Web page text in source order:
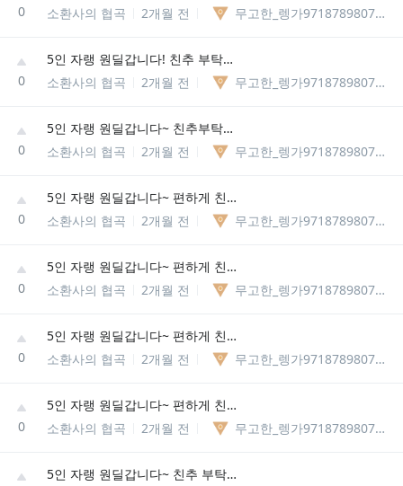
0
소환사의 협곡
2개월 전 무고한_렝가97187898075329
0
5인 자랭 원딜갑니다! 친추 부탁드려요~~~
소환사의 협곡
2개월 전 무고한_렝가97187898075329
0
5인 자랭 원딜갑니다~ 친추부탁드려요!
소환사의 협곡
2개월 전 무고한_렝가97187898075329
0
5인 자랭 원딜갑니다~ 편하게 친추부탁드립니다~
소환사의 협곡
2개월 전 무고한_렝가97187898075329
0
5인 자랭 원딜갑니다~ 편하게 친추주십셔!!
소환사의 협곡
2개월 전 무고한_렝가97187898075329
0
5인 자랭 원딜갑니다~ 편하게 친추주십셔!!
소환사의 협곡
2개월 전 무고한_렝가97187898075329
0
5인 자랭 원딜갑니다~ 편하게 친추주십셔!!
소환사의 협곡
2개월 전 무고한_렝가97187898075329
5인 자랭 원딜갑니다~ 친추 부탁드려요~